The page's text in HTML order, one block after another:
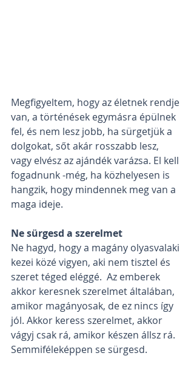
Megfigyeltem, hogy az életnek rendje
van, a történések egymásra épülnek
fel, és nem lesz jobb, ha sürgetjük a
dolgokat, sőt akár rosszabb lesz,
vagy elvész az ajándék varázsa. El kell
fogadnunk -még, ha közhelyesen is
hangzik, hogy mindennek meg van a
maga ideje.
Ne sürgesd a szerelmet
Ne hagyd, hogy a magány olyasvalaki
kezei közé vigyen, aki nem tisztel és
szeret téged eléggé.  Az emberek
akkor keresnek szerelmet általában,
amikor magányosak, de ez nincs így
jól. Akkor keress szerelmet, akkor
vágyj csak rá, amikor készen állsz rá.
Semmiféleképpen se sürgesd.